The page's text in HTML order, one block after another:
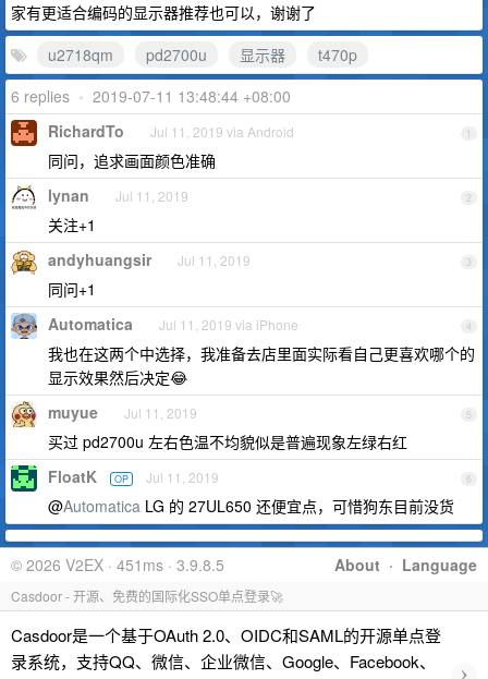
家有更适合编码的显示器推荐也可以，谢谢了
u2718qm
pd2700u 显示器
t470p
6 replies • 2019-07-11 13:48:44 +08:00
1
RichardTo Jul 11, 2019 via Android
同问，追求画面颜色准确
2
lynan Jul 11, 2019
关注+1
3
andyhuangsir Jul 11, 2019
同问+1
4
Automatica Jul 11, 2019 via iPhone
我也在这两个中选择，我准备去店里面实际看自己更喜欢哪个的
显示效果然后决定😂
5
muyue Jul 11, 2019
买过 pd2700u 左右色温不均貌似是普遍现象左绿右红
6
FloatK OP Jul 11, 2019
@Automatica LG 的 27UL650 还便宜点，可惜狗东目前没货
About · Language
© 2026 V2EX · 451ms · 3.9.8.5
Casdoor - 开源、免费的国际化SSO单点登录🚀
Casdoor是一个基于OAuth 2.0、OIDC和SAML的开源单点登
录系统，支持QQ、微信、企业微信、Google、Facebook、
›